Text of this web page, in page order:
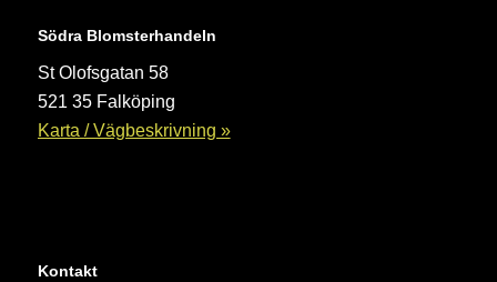
Södra Blomsterhandeln
St Olofsgatan 58
521 35 Falköping
Karta / Vägbeskrivning »
Kontakt